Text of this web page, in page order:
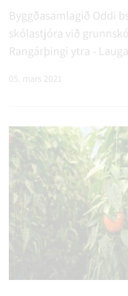
Byggðasamlagið Oddi
skólastjóra við
Rangárþingi ytra -
05. mars 2021